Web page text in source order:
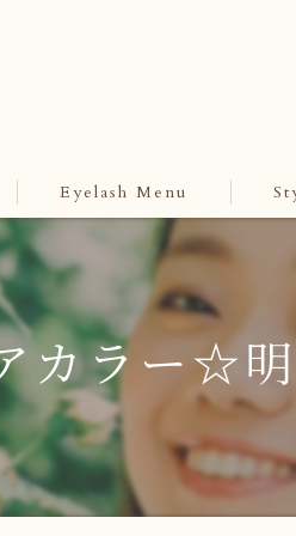
Eyelash Menu
カラー☆